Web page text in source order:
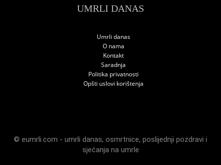
UMRLI DANAS
Umrli danas
O nama
Kontakt
Saradnja
Politika privatnosti
Opšti uslovi korištenja
© eumrli.com - umrli danas, osmrtnice, poslijednji pozdravi i
sjećanja na umrle